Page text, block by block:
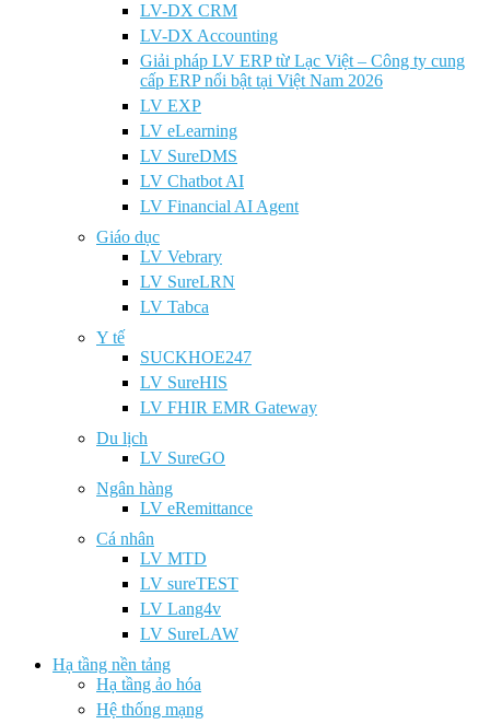
LV-DX CRM
LV-DX Accounting
Giải pháp LV ERP từ Lạc Việt – Công ty cung
cấp ERP nổi bật tại Việt Nam 2026
LV EXP
LV eLearning
LV SureDMS
LV Chatbot AI
LV Financial AI Agent
Giáo dục
LV Vebrary
LV SureLRN
LV Tabca
Y tế
SUCKHOE247
LV SureHIS
LV FHIR EMR Gateway
Du lịch
LV SureGO
Ngân hàng
LV eRemittance
Cá nhân
LV MTD
LV sureTEST
LV Lang4v
LV SureLAW
Hạ tầng nền tảng
Hạ tầng ảo hóa
Hệ thống mạng